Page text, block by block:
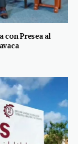
con Presea al